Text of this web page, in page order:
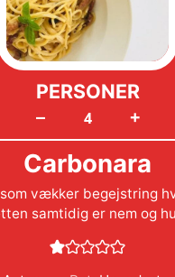
– +
PERSONER
Carbonara
vækker begejstring
samtidig er nem og